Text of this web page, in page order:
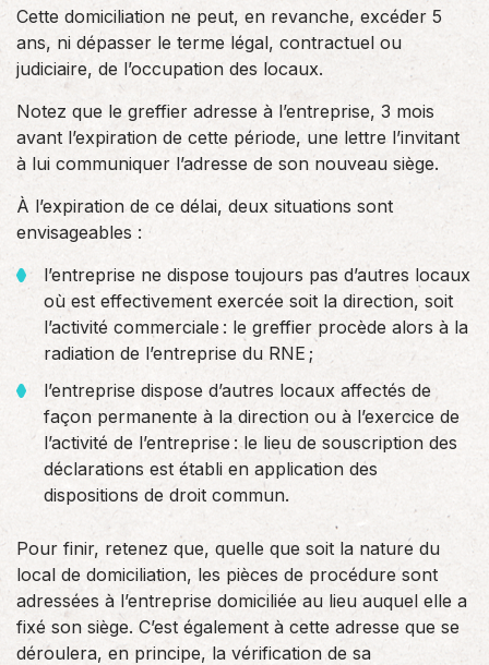
Cette domiciliation ne peut, en revanche, excéder 5
ans, ni dépasser le terme légal, contractuel ou
judiciaire, de l’occupation des locaux.
Notez que le greffier adresse à l’entreprise, 3 mois
avant l’expiration de cette période, une lettre l’invitant
à lui communiquer l’adresse de son nouveau siège.
À l’expiration de ce délai, deux situations sont
envisageables :
l’entreprise ne dispose toujours pas d’autres locaux
où est effectivement exercée soit la direction, soit
l’activité commerciale : le greffier procède alors à la
radiation de l’entreprise du RNE ;
l’entreprise dispose d’autres locaux affectés de
façon permanente à la direction ou à l’exercice de
l’activité de l’entreprise : le lieu de souscription des
déclarations est établi en application des
dispositions de droit commun.
Pour finir, retenez que, quelle que soit la nature du
local de domiciliation, les pièces de procédure sont
adressées à l’entreprise domiciliée au lieu auquel elle a
fixé son siège. C’est également à cette adresse que se
déroulera, en principe, la vérification de sa